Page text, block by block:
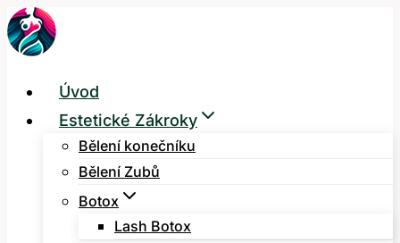
Přeskočit
na
Úvod
Estetické Zákroky
Bělení konečníku
Bělení Zubů
Botox
Lash Botox